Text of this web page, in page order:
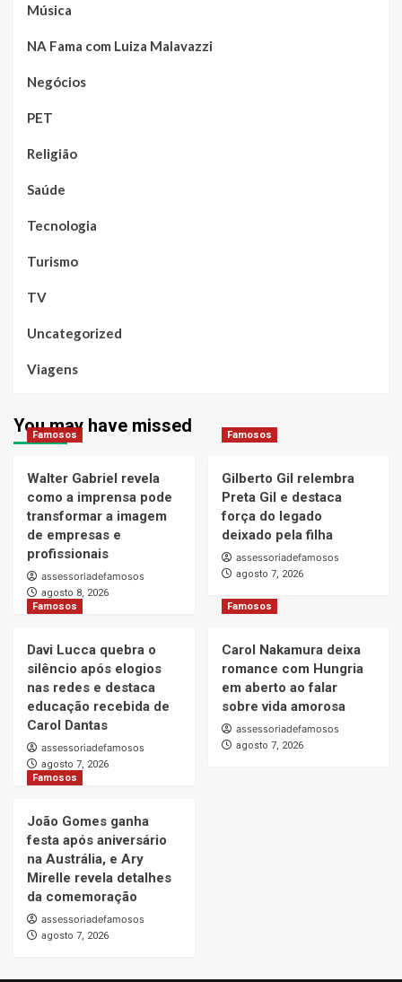
Música
NA Fama com Luiza Malavazzi
Negócios
PET
Religião
Saúde
Tecnologia
Turismo
TV
Uncategorized
Viagens
You may have missed
Famosos
Walter Gabriel revela
como a imprensa pode
transformar a imagem
de empresas e
profissionais
assessoriadefamosos
agosto 8, 2026
Famosos
Gilberto Gil relembra
Preta Gil e destaca
força do legado
deixado pela filha
assessoriadefamosos
agosto 7, 2026
Famosos
Davi Lucca quebra o
silêncio após elogios
nas redes e destaca
educação recebida de
Carol Dantas
assessoriadefamosos
agosto 7, 2026
Famosos
Carol Nakamura deixa
romance com Hungria
em aberto ao falar
sobre vida amorosa
assessoriadefamosos
agosto 7, 2026
Famosos
João Gomes ganha
festa após aniversário
na Austrália, e Ary
Mirelle revela detalhes
da comemoração
assessoriadefamosos
agosto 7, 2026